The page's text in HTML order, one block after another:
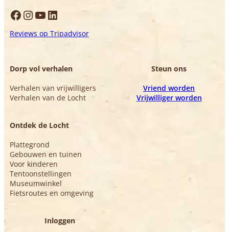
Facebook
Instagram
YouTube
LinkedIn
Reviews op Tripadvisor
Dorp vol verhalen
Verhalen van vrijwilligers
Verhalen van de Locht
Ontdek de Locht
Plattegrond
Gebouwen en tuinen
Voor kinderen
Tentoonstellingen
Museumwinkel
Fietsroutes en omgeving
Steun ons
Vriend worden
Vrijwilliger worden
Inloggen